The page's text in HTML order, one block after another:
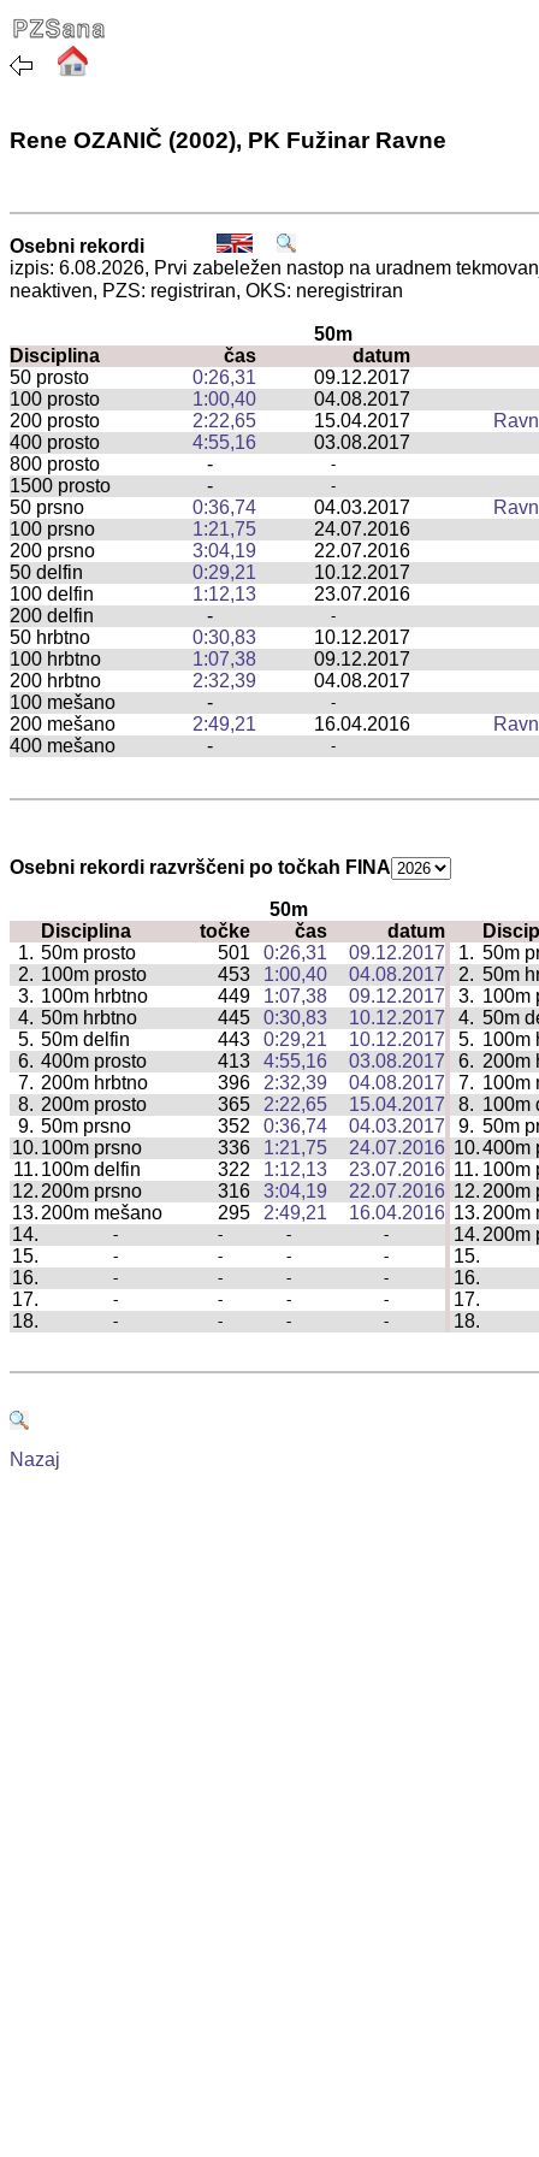
Rene OZANIČ (2002), PK Fužinar Ravne
Osebni rekordi
izpis: 6.08.2026, Prvi zabeležen nastop na uradnem
neaktiven, PZS: registriran, OKS: neregistriran
50m
Disciplina
čas
datum
50 prosto
0:26,31
09.12.2017
100 prosto
1:00,40
04.08.2017
200 prosto
2:22,65 15.04.2017
400 prosto
4:55,16
03.08.2017
800 prosto
- -
1500 prosto - -
50 prsno 0:36,74 04.03.2017
100 prsno
1:21,75
24.07.2016
200 prsno
3:04,19
22.07.2016
50 delfin
0:29,21
10.12.2017
100 delfin
1:12,13
23.07.2016
200 delfin
- -
50 hrbtno 0:30,83
10.12.2017
100 hrbtno
1:07,38
09.12.2017
200 hrbtno
2:32,39
04.08.2017
100 mešano
- -
200 mešano 2:49,21 16.04.2016
400 mešano
- -
Osebni rekordi razvrščeni po točkah FINA
50m
Disciplina
točke čas datum
1. 50m prosto 501 0:26,31 09.12.2017 1. 50m
2. 100m prosto 453 1:00,40 04.08.2017 2. 50m
3. 100m hrbtno 449 1:07,38 09.12.2017 3. 100m
4. 50m hrbtno 445 0:30,83 10.12.2017 4. 50m
5. 50m delfin 443 0:29,21 10.12.2017 5. 100m
6. 400m prosto 413 4:55,16 03.08.2017 6. 200m
7. 200m hrbtno 396 2:32,39 04.08.2017 7. 100m
8. 200m prosto 365 2:22,65 15.04.2017 8. 100m
9. 50m prsno 352 0:36,74 04.03.2017 9. 50m
10. 100m prsno 336 1:21,75 24.07.2016 10.400m
11. 100m delfin 322 1:12,13 23.07.2016 11. 100m
12. 200m prsno 316 3:04,19 22.07.2016 12. 200m
13. 200m mešano 295 2:49,21 16.04.2016 13. 200m
14.
- - - - 14. 200m
15.
- - - -
15.
16.
- - - -
16.
17.
- - - -
17.
18.
- - - - 18.
Nazaj